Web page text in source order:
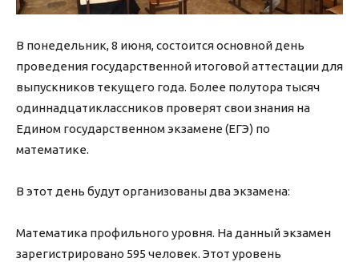
В понедельник, 8 июня, состоится основной день
проведения государственной итоговой аттестации для
выпускников текущего года. Более полутора тысяч
одиннадцатиклассников проверят свои знания на
Едином государственном экзамене (ЕГЭ) по
математике.
В этот день будут организованы два экзамена:
Математика профильного уровня. На данный экзамен
зарегистрировано 595 человек. Этот уровень